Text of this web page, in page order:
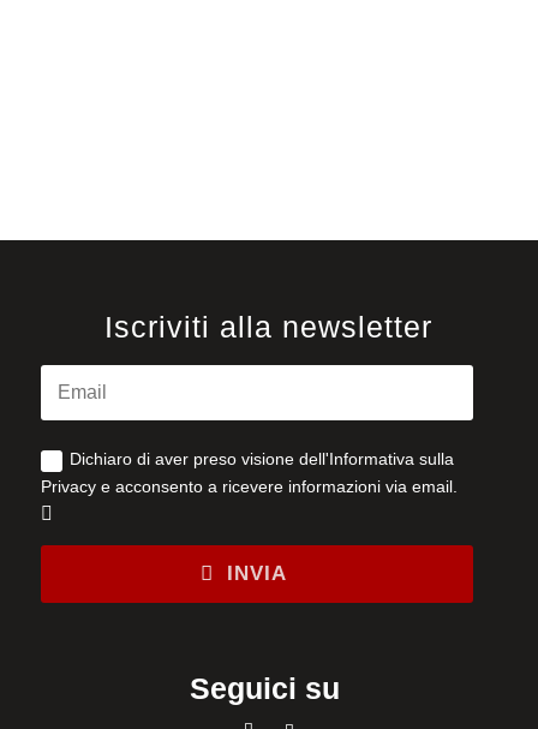
Iscriviti alla newsletter
Dichiaro di aver preso visione dell'Informativa sulla
Privacy e acconsento a ricevere informazioni via email.
INVIA
Seguici su